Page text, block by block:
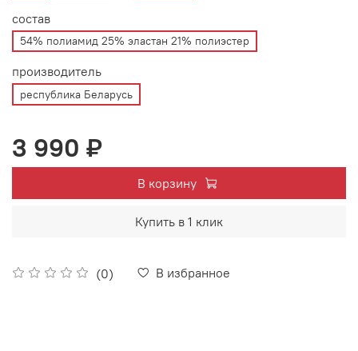
(0) В избранное
состав
54% полиамид 25% эластан 21% полиэстер
производитель
республика Беларусь
3 990 ₽
В корзину
Купить в 1 клик